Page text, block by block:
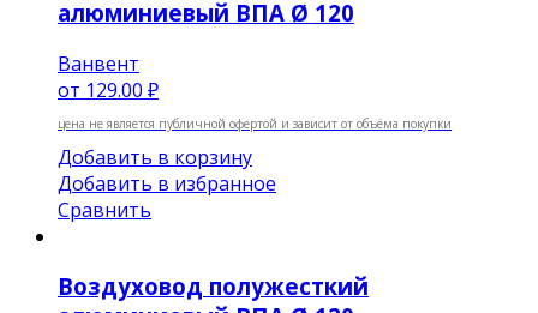
алюминиевый ВПА Ø 120
Ванвент
от 129.00 ₽
цена не является публичной офертой и зависит от объёма покупки
Добавить в корзину
Добавить в избранное
Сравнить
Воздуховод полужесткий